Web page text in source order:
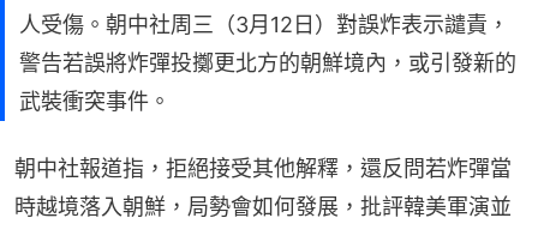
人受傷。朝中社周三（3月12日）對誤炸表示譴責，
警告若誤將炸彈投擲更北方的朝鮮境內，或引發新的
武裝衝突事件。
朝中社報道指，拒絕接受其他解釋，還反問若炸彈當
時越境落入朝鮮，局勢會如何發展，批評韓美軍演並